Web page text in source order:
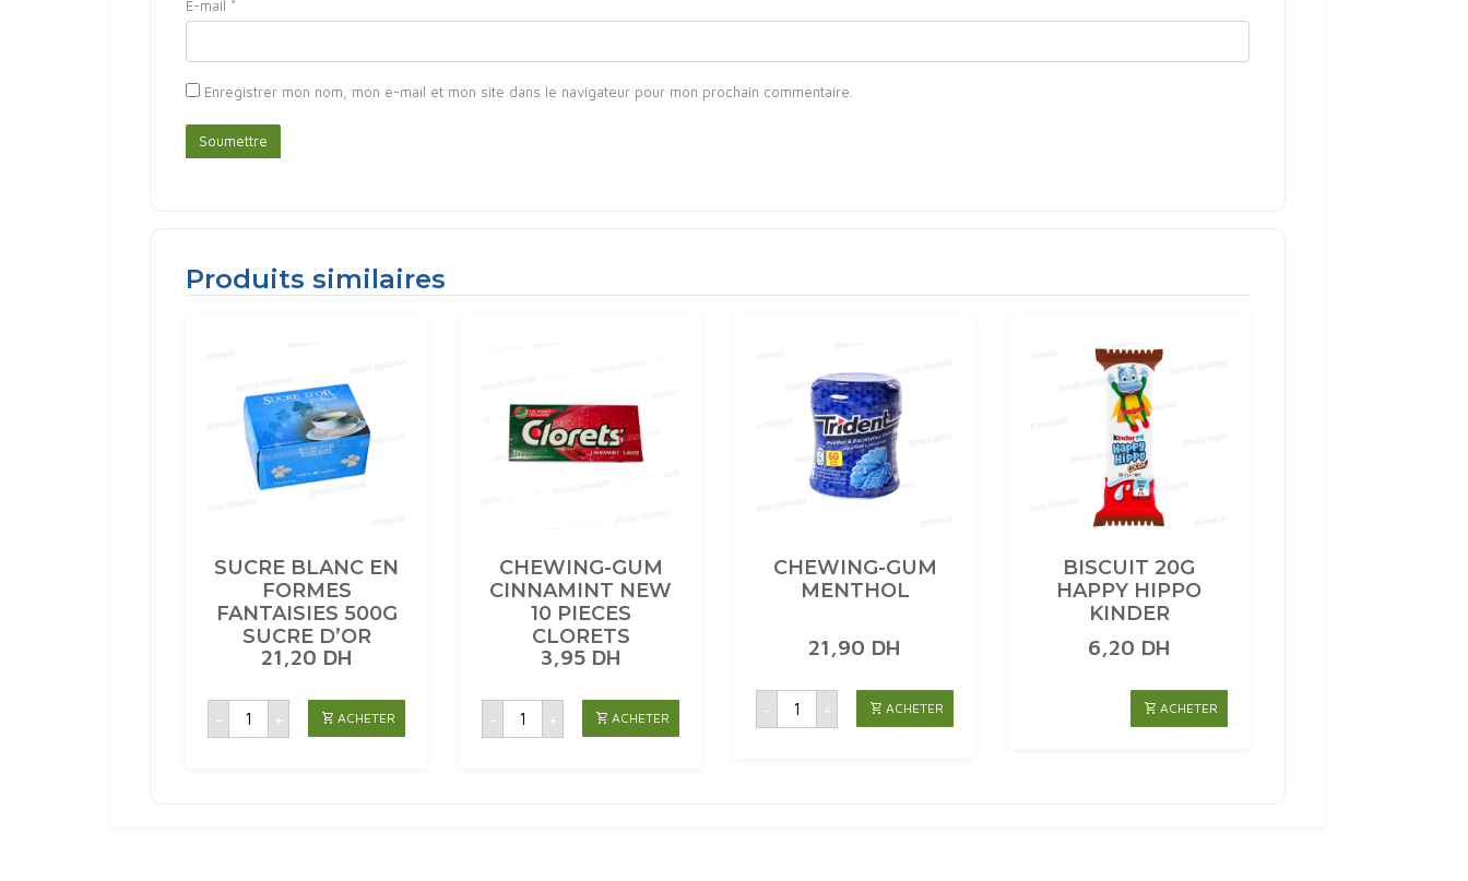
E-mail *
Enregistrer mon nom, mon e-mail et mon site dans le navigateur pour mon prochain commentaire.
Produits similaires
SUCRE BLANC EN
FORMES
FANTAISIES 500G
SUCRE D’OR
21,20 DH
-
quantité
SUCRE
+ ACHETER
CHEWING-GUM
CINNAMINT NEW
10 PIECES
CLORETS
3,95 DH
-
quantité
CHEWING-
+ ACHETER
CHEWING-GUM
MENTHOL
21,90 DH
-
quantité
CHEWING-
+ ACHETER
BISCUIT 20G
HAPPY HIPPO
KINDER
6,20 DH
ACHETER